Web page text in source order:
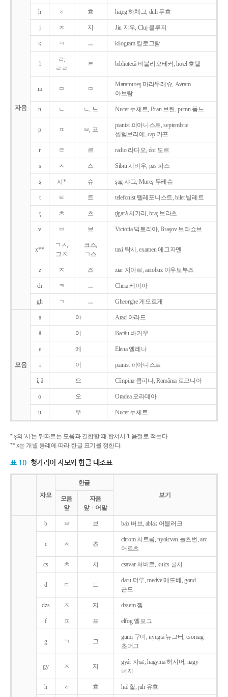
자음
h ㅎ 흐 haţeg 하체그, duh 두흐
j ㅈ 지 Jiu 지우, Cluj 클루지
k ㅋ ㅡ kilogram 킬로그람
l
ㄹ,
ㄹㄹ
ㄹ bibliotecǎ 비블리오테커, hotel 호텔
m ㅁ ㅁ
Maramureş 마라무레슈, Avram
아브람
n ㄴ ㄴ, 느 Nucet 누체트, Bran 브란, pumn 품느
p ㅍ ㅂ, 프
pianist 피아니스트, septembrie
셉템브리에, cap 카프
r ㄹ 르 radio 라디오, dor 도르
s ㅅ 스 Sibiu 시비우, pas 파스
ş 시* 슈 şag 샤그, Mureş 무레슈
t ㅌ 트 telefonist 텔레포니스트, bilet 빌레트
ţ ㅊ 츠 ţigarǎ 치가러, braţ 브라츠
v ㅂ 브 Victoria 빅토리아, Braşov 브라쇼브
x**
ㄱㅅ,
그ㅈ
크스,
ㄱ스
taxi 탁시, examen 에그자멘
z ㅈ 즈 ziar 지아르, autobuz 아우토부즈
ch ㅋ ㅡ Cheia 케이아
gh ㄱ ㅡ Gheorghe 게오르게
모음
a 아 Arad 아라드
ǎ 어 Bacǎu 바커우
e 에 Elena 엘레나
i 이 pianist 피아니스트
î, â 으 Cîmpina 큼피나, România 로므니아
o 오 Oradea 오라데아
u 우 Nucet 누체트
* ş의 '시'는 뒤따르는 모음과 결합할 때 합쳐서 1 음절로 적는다.
** x는 개별 용례에 따라 한글 표기를 정한다.
표 10 헝가리어 자모와 한글 대조표
자모
한글
보기
모음
앞
자음
앞ㆍ어말
b ㅂ 브 bab 버브, ablak 어블러크
c ㅊ 츠
citrom 치트롬, nyolcvan 뇰츠번, arc
어르츠
cs ㅊ 치 csavar 처버르, kulcs 쿨치
d ㄷ 드
daru 더루, medve 메드베, gond
곤드
dzs ㅈ 지 dzsem 젬
f ㅍ 프 elfog 엘포그
g ㄱ 그
gumi 구미, nyugta 뉴그터, csomag
초머그
gy ㅈ 지
gyár 자르, hagyma 허지머, nagy
너지
h ㅎ 흐 hal 헐, juh 유흐